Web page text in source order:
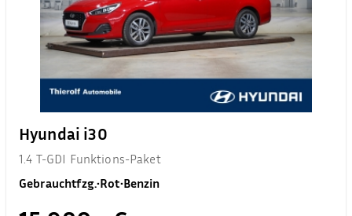
Hyundai i30
1.4 T-GDI Funktions-Paket
Gebrauchtfzg.•Rot•Benzin